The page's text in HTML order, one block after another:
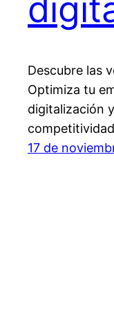
Descubre las
Optimiza tu
digitalización
17 de